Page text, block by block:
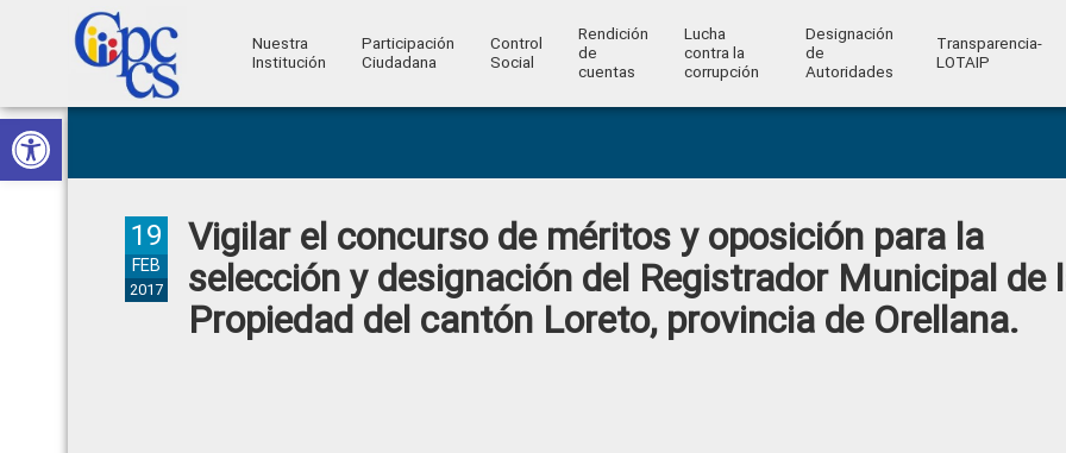
Abrir barra de herramientas
Skip
to
primary
Skip
to
main
Skip
to
primary
Skip
to
footer
Ciudadana
Control
Ciudadano
Nuestra
Institución
Participación
Ciudadana
Control
Social
Rendición
de
cuentas
Lucha
contra la
corrupción
Designación
de
Autoridades
Transparencia-
LOTAIP
Vigilar el concurso de méritos y oposición para la
selección y designación del Registrador Municipal de
Propiedad del cantón Loreto, provincia de Orellana.
19
FEB
2017